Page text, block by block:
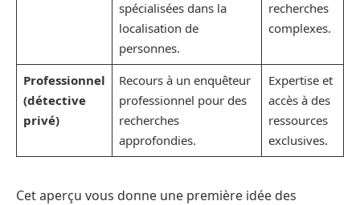
spécialisées dans la
localisation de
personnes.
recherches
complexes.
Professionnel
(détective
privé)
Recours à un enquêteur
professionnel pour des
recherches
approfondies.
Expertise et
accès à des
ressources
exclusives.
Cet aperçu vous donne une première idée des